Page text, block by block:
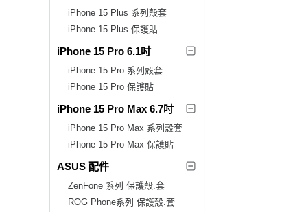
iPhone 15 Plus 系列殼套
iPhone 15 Plus 保護貼
iPhone 15 Pro 6.1吋
iPhone 15 Pro 系列殼套
iPhone 15 Pro 保護貼
iPhone 15 Pro Max 6.7吋
iPhone 15 Pro Max 系列殼套
iPhone 15 Pro Max 保護貼
ASUS 配件
ZenFone 系列 保護殼.套
ROG Phone系列 保護殼.套